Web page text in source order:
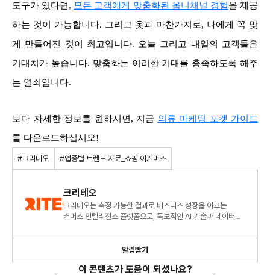
도구가 있다면, 모든 고객에게 맞춤화된 옴니채널 경험을 제공
하는 것이 가능합니다. 그리고 옷과 마찬가지로, 나에게 꼭 맞
게 만들어진 것이 최고입니다. 오늘 그리고 내일의 고객들은
기대치가 높습니다. 맞춤화는 이러한 기대를 충족하도록 해주
는 열쇠입니다.
보다 자세한 정보를 원하시면, 지금 의류 마케팅 포켓 가이드
를 다운로드하십시오!
#크리테오 #업종별 트렌드 자료_쇼핑 이커머스
크리테오
크리테오는 측정 가능한 결과로 비즈니스 성장을 이끄는
커머스 인텔리전스 플랫폼으로, 독보적인 AI 기술과 데이터를
지원합니다
알림받기
이 콘텐츠가 도움이 되셨나요?